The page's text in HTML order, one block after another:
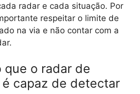
radar e cada situação. Por
respeitar o limite de
na via e não contar com a
que o radar de
capaz de detectar